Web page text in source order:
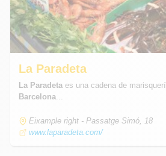
La Paradeta
La Paradeta es una cadena de
Barcelona...
Eixample right - Passatge Simó, 18
www.laparadeta.com/